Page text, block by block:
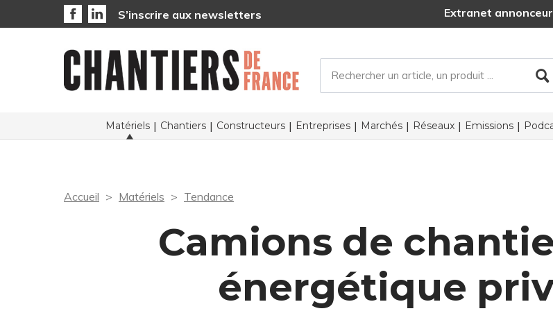
S’inscrire aux newsletters Extranet annonceur
Matériels Chantiers Constructeurs Entreprises Marchés Réseaux Emissions
Accueil Matériels Tendance
Camions de
énergétique